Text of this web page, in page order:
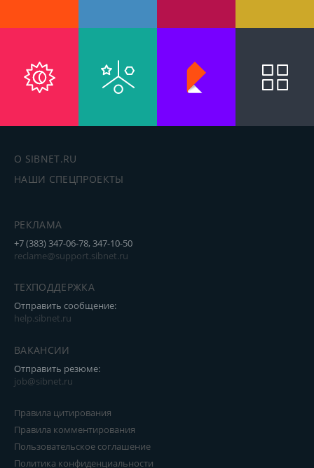
О SIBNET.RU
НАШИ СПЕЦПРОЕКТЫ
РЕКЛАМА
+7 (383) 347-06-78, 347-10-50
reclame@support.sibnet.ru
ТЕХПОДДЕРЖКА
Отправить сообщение:
help.sibnet.ru
ВАКАНСИИ
Отправить резюме:
job@sibnet.ru
Правила цитирования
Правила комментирования
Пользовательское соглашение
Политика конфиденциальности